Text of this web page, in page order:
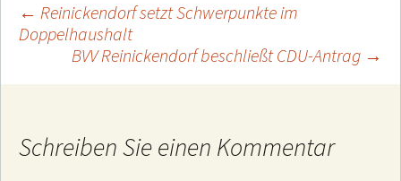
Beitragsnavigation
← Reinickendorf setzt Schwerpunkte im
Doppelhaushalt
BVV Reinickendorf beschließt CDU-Antrag →
Schreiben Sie einen Kommentar